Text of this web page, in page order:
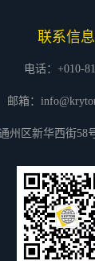
联系信息
电话：+010-
邮箱：
州区新华西街58